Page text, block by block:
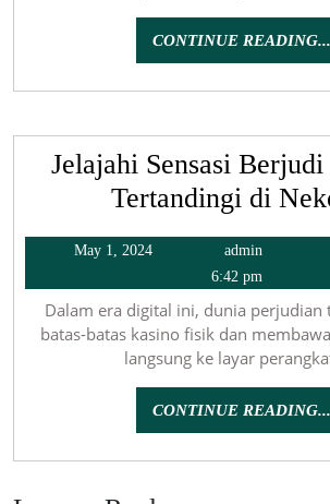
CONTINUE
Jelajahi Sensasi
Tertandingi di
May 1, 2024
2024
admin
6:42 pm
Dalam era digital ini, dunia perjudian
batas-batas kasino fisik dan
langsung ke layar
CONTINUE